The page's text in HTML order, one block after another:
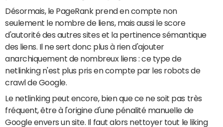
Désormais, le PageRank prend en compte non
seulement le nombre de liens, mais aussi le score
d'autorité des autres sites et la pertinence sémantique
des liens. Il ne sert donc plus à rien d'ajouter
anarchiquement de nombreux liens : ce type de
netlinking n'est plus pris en compte par les robots de
crawl de Google.
Le netlinking peut encore, bien que ce ne soit pas très
fréquent, être à l'origine d'une pénalité manuelle de
Google envers un site. Il faut alors nettoyer tout le liking